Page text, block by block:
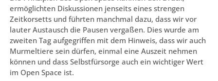
ermöglichten Diskussionen jenseits eines strengen
Zeitkorsetts und führten manchmal dazu, dass wir vor
lauter Austausch die Pausen vergaßen. Dies wurde am
zweiten Tag aufgegriffen mit dem Hinweis, dass wir auch
Murmeltiere sein dürfen, einmal eine Auszeit nehmen
können und dass Selbstfürsorge auch ein wichtiger Wert
im Open Space ist.